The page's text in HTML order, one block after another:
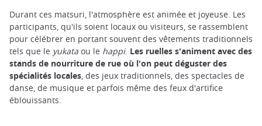
Durant ces matsuri, l'atmosphère est animée et joyeuse. Les
participants, qu'ils soient locaux ou visiteurs, se rassemblent
pour célébrer en portant souvent des vêtements traditionnels
tels que le yukata ou le happi. Les ruelles s'animent avec des
stands de nourriture de rue où l'on peut déguster des
spécialités locales , des jeux traditionnels, des spectacles de
danse, de musique et parfois même des feux d'artifice
éblouissants.